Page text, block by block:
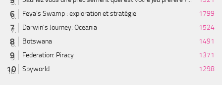
Feya’s Swamp : exploration et stratégie
1799
Darwin's Journey: Oceania
1524
Botswana
1491
Federation: Piracy
1371
Spyworld
1298